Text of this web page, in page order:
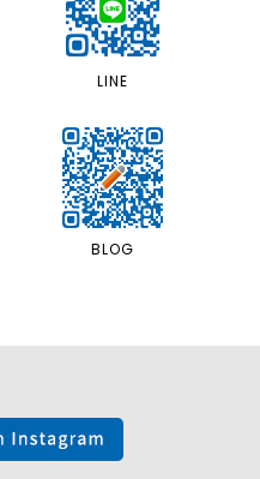
LINE
BLOG